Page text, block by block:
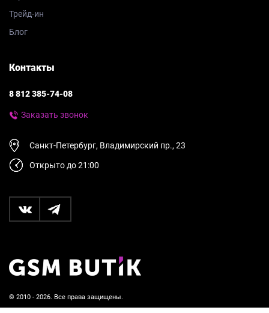
© 2010 - 2026. Все права защищены.
Трейд-ин
Блог
Контакты
8 812 385-74-08
Заказать звонок
Санкт-Петербург, Владимирский пр., 23
Открыто до 21:00